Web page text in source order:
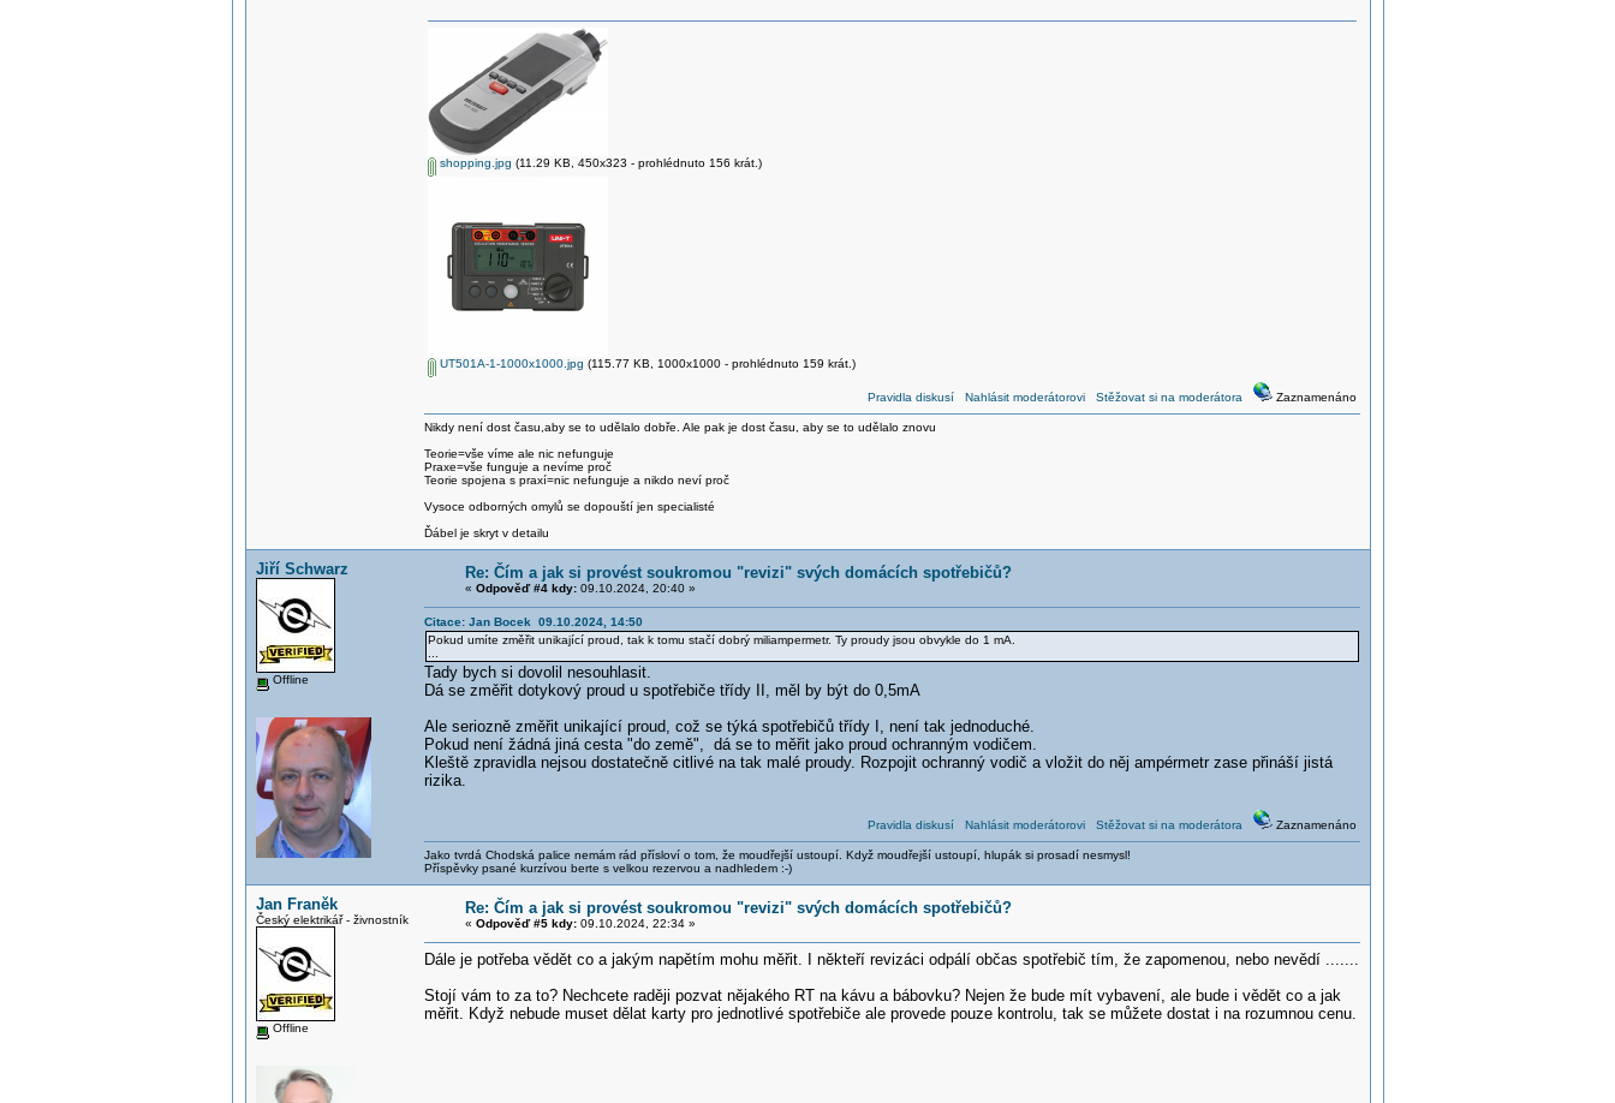
shopping.jpg (11.29 KB, 450x323 - prohlédnuto 156 krát.)
UT501A-1-1000x1000.jpg (115.77 KB, 1000x1000 - prohlédnuto 159 krát.)
Pravidla diskusí Nahlásit moderátorovi Stěžovat si na moderátora Zaznamenáno
Nikdy není dost času,aby se to udělalo dobře. Ale pak je dost času, aby se to udělalo znovu
Teorie=vše víme ale nic nefunguje
Praxe=vše funguje a nevíme proč
Teorie spojena s praxí=nic nefunguje a nikdo neví proč
Vysoce odborných omylů se dopouští jen specialisté
Ďábel je skryt v detailu
Jiří Schwarz
Offline
Re: Čím a jak si provést soukromou "revizi" svých domácích spotřebičů?
« Odpověď #4 kdy:09.10.2024, 20:40 »
Citace: Jan Bocek 09.10.2024, 14:50
Pokud umíte změřit unikající proud, tak k tomu stačí dobrý miliampermetr. Ty proudy jsou obvykle do 1 mA.
Tady bych si dovolil nesouhlasit.
Dá se změřit dotykový proud u spotřebiče třídy II, měl by být do 0,5mA
Ale seriozně změřit unikající proud, což se týká spotřebičů třídy I, není tak jednoduché.
Pokud není žádná jiná cesta "do země", dá se to měřit jako proud ochranným vodičem.
Kleště zpravidla nejsou dostatečně citlivé na tak malé proudy. Rozpojit ochranný vodič a vložit do něj ampérmetr zase přináší jistá
rizika.
Pravidla diskusí Nahlásit moderátorovi Stěžovat si na moderátora Zaznamenáno
Jako tvrdá Chodská palice nemám rád přísloví o tom, že moudřejší ustoupí. Když moudřejší ustoupí, hlupák si prosadí nesmysl!
Příspěvky psané kurzívou berte s velkou rezervou a nadhledem :-)
Jan Franěk
Český elektrikář - živnostník
Offline
Re: Čím a jak si provést soukromou "revizi" svých domácích spotřebičů?
« Odpověď #5 kdy:09.10.2024, 22:34 »
Dále je potřeba vědět co a jakým napětím mohu měřit. I někteří revizáci odpálí občas spotřebič tím, že zapomenou, nebo nevědí .......
Stojí vám to za to? Nechcete raději pozvat nějakého RT na kávu a bábovku? Nejen že bude mít vybavení, ale bude i vědět co a jak
měřit. Když nebude muset dělat karty pro jednotlivé spotřebiče ale provede pouze kontrolu, tak se můžete dostat i na rozumnou cenu.